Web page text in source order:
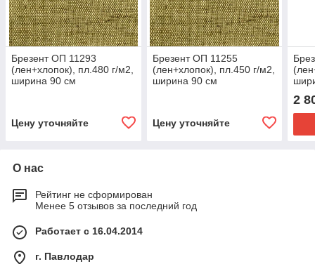
Брезент ОП 11293
(лен+хлопок), пл.480 г/м2,
ширина 90 см
Цену уточняйте
Брезент ОП 11255
(лен+хлопок), пл.450 г/м2,
ширина 90 см
Цену уточняйте
2
О нас
Рейтинг не сформирован
Менее 5 отзывов за последний год
Работает с 16.04.2014
г. Павлодар